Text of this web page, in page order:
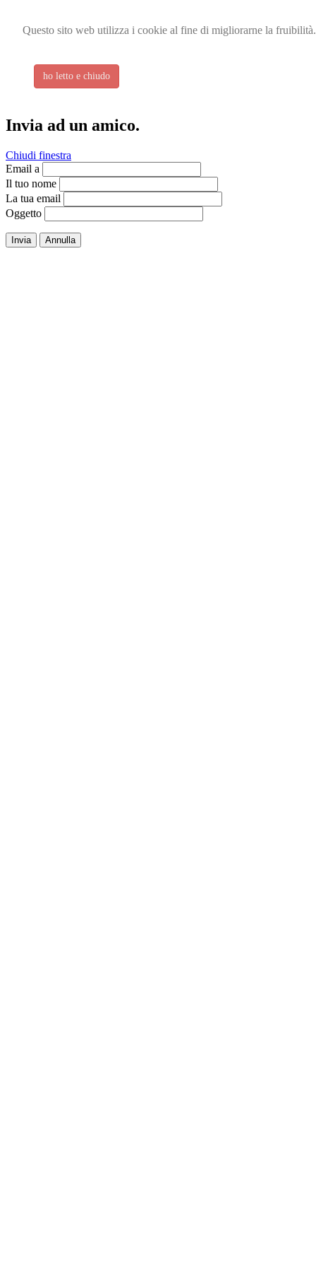
Questo sito web utilizza i cookie al fine di migliorarne la
ho letto e chiudo
Invia ad un amico.
Chiudi finestra
Email a
Il tuo nome
La tua email
Oggetto
Invia Annulla